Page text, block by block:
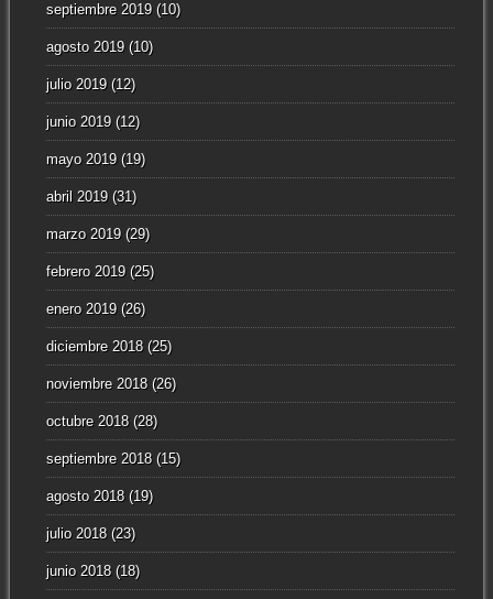
septiembre 2019(10)
agosto 2019(10)
julio 2019(12)
junio 2019(12)
mayo 2019(19)
abril 2019(31)
marzo 2019(29)
febrero 2019(25)
enero 2019(26)
diciembre 2018(25)
noviembre 2018(26)
octubre 2018(28)
septiembre 2018(15)
agosto 2018(19)
julio 2018(23)
junio 2018(18)